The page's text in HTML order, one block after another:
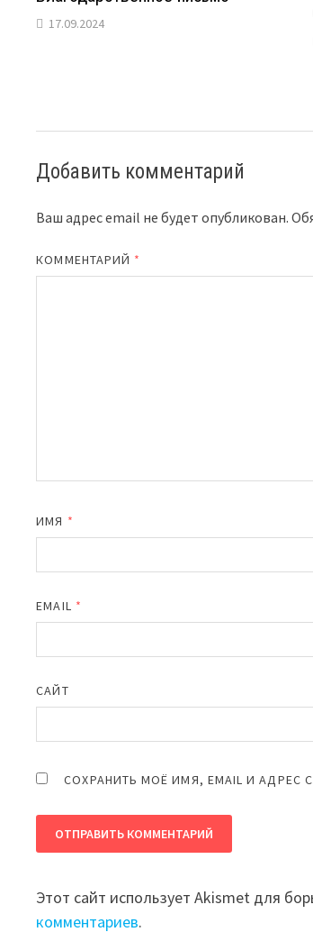
17.09.2024
Добавить комментарий
Ваш адрес email не будет опубликован.
КОММЕНТАРИЙ *
ИМЯ *
EMAIL *
САЙТ
СОХРАНИТЬ МОЁ ИМЯ, EMAIL И
Этот сайт использует Akismet для
комментариев.